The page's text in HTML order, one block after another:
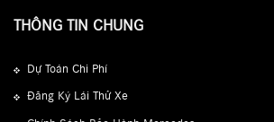
THÔNG TIN CHUNG
Dự Toán Chi Phí
Đăng Ký Lái Thử Xe